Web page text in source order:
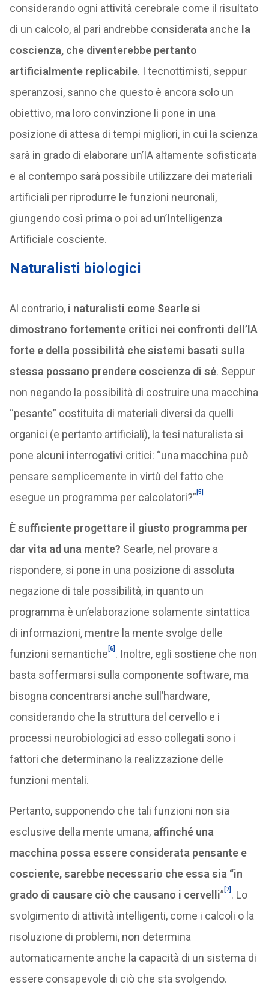
considerando ogni attività cerebrale come il risultato
di un calcolo, al pari andrebbe considerata anche la
coscienza, che diventerebbe pertanto
artificialmente replicabile. I tecnottimisti, seppur
speranzosi, sanno che questo è ancora solo un
obiettivo, ma loro convinzione li pone in una
posizione di attesa di tempi migliori, in cui la scienza
sarà in grado di elaborare un’IA altamente sofisticata
e al contempo sarà possibile utilizzare dei materiali
artificiali per riprodurre le funzioni neuronali,
giungendo così prima o poi ad un’Intelligenza
Artificiale cosciente.
Naturalisti biologici
Al contrario, i naturalisti come Searle si
dimostrano fortemente critici nei confronti dell’IA
forte e della possibilità che sistemi basati sulla
stessa possano prendere coscienza di sé. Seppur
non negando la possibilità di costruire una macchina
“pesante” costituita di materiali diversi da quelli
organici (e pertanto artificiali), la tesi naturalista si
pone alcuni interrogativi critici: “una macchina può
pensare semplicemente in virtù del fatto che
esegue un programma per calcolatori?” [5]
È sufficiente progettare il giusto programma per
dar vita ad una mente? Searle, nel provare a
rispondere, si pone in una posizione di assoluta
negazione di tale possibilità, in quanto un
programma è un’elaborazione solamente sintattica
di informazioni, mentre la mente svolge delle
funzioni semantiche [6] . Inoltre, egli sostiene che non
basta soffermarsi sulla componente software, ma
bisogna concentrarsi anche sull’hardware,
considerando che la struttura del cervello e i
processi neurobiologici ad esso collegati sono i
fattori che determinano la realizzazione delle
funzioni mentali.
Pertanto, supponendo che tali funzioni non sia
esclusive della mente umana, affinché una
macchina possa essere considerata pensante e
cosciente, sarebbe necessario che essa sia “in
grado di causare ciò che causano i cervelli” [7] . Lo
svolgimento di attività intelligenti, come i calcoli o la
risoluzione di problemi, non determina
automaticamente anche la capacità di un sistema di
essere consapevole di ciò che sta svolgendo.